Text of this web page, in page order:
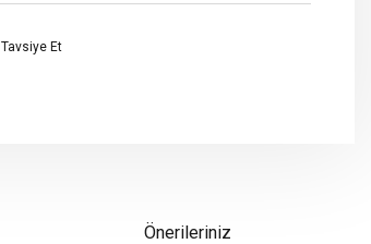
Tavsiye Et
Önerileriniz